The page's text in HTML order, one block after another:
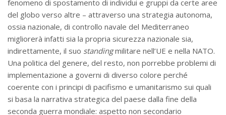
fenomeno di spostamento di individui e gruppi da certe aree
del globo verso altre – attraverso una strategia autonoma,
ossia nazionale, di controllo navale del Mediterraneo
migliorerà infatti sia la propria sicurezza nazionale sia,
indirettamente, il suo standingmilitare nell’UE e nella NATO.
Una politica del genere, del resto, non porrebbe problemi di
implementazione a governi di diverso colore perché
coerente con i principi di pacifismo e umanitarismo sui quali
si basa la narrativa strategica del paese dalla fine della
seconda guerra mondiale: aspetto non secondario